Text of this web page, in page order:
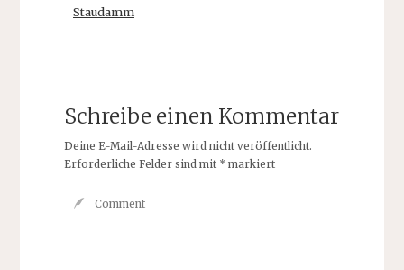
Staudamm
Schreibe einen Kommentar
Deine E-Mail-Adresse wird nicht veröffentlicht.
Erforderliche Felder sind mit *markiert